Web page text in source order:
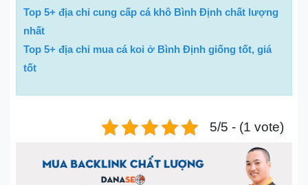
Top 5+ địa chỉ cung cấp cá khô Bình Định chất lượng
nhất
Top 5+ địa chỉ mua cá koi ở Bình Định giống tốt, giá
tốt
5/5 - (1 vote)